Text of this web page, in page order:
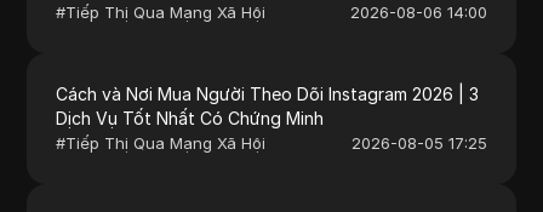
#Tiếp Thị Qua Mạng Xã Hội 2026-08-06 14:00
Cách và Nơi Mua Người Theo Dõi Instagram 2026 | 3
Dịch Vụ Tốt Nhất Có Chứng Minh
#Tiếp Thị Qua Mạng Xã Hội 2026-08-05 17:25